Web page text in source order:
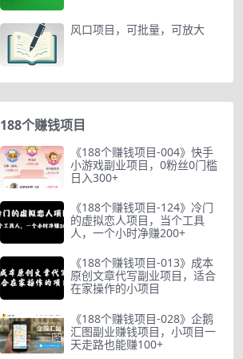
风口项目，可批量，可放大
188个赚钱项目
《188个赚钱项目-004》快手
小游戏副业项目，0粉丝0门槛
日入300+
《188个赚钱项目-124》冷门
的虚拟恋人项目，当个工具
人，一个小时净赚200+
《188个赚钱项目-013》成本
原创文章代写副业项目，适合
在家操作的小项目
《188个赚钱项目-028》企鹅
汇图副业赚钱项目，小项目一
天走路也能赚100+